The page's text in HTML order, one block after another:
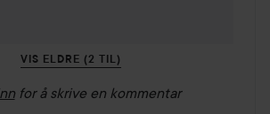
VIS ELDRE (2 TIL)
for å skrive en kommentar